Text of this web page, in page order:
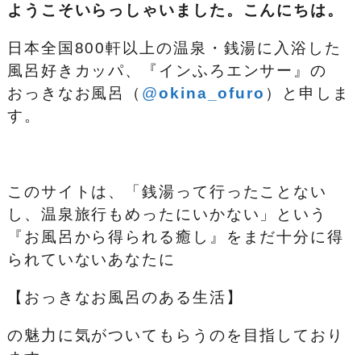
ようこそいらっしゃいました。こんにちは。
日本全国800軒以上の温泉・銭湯に入浴した
風呂好きカッパ、『インふろエンサー』の
おっきなお風呂（ @okina_ofuro ）
と申しま
す。
このサイトは、「銭湯って行ったことない
し、温泉旅行もめったにいかない」という
『お風呂から得られる癒し』をまだ十分に得
られていないあなたに
【おっきなお風呂のある生活】
の魅力に気がついてもらうのを目指しており